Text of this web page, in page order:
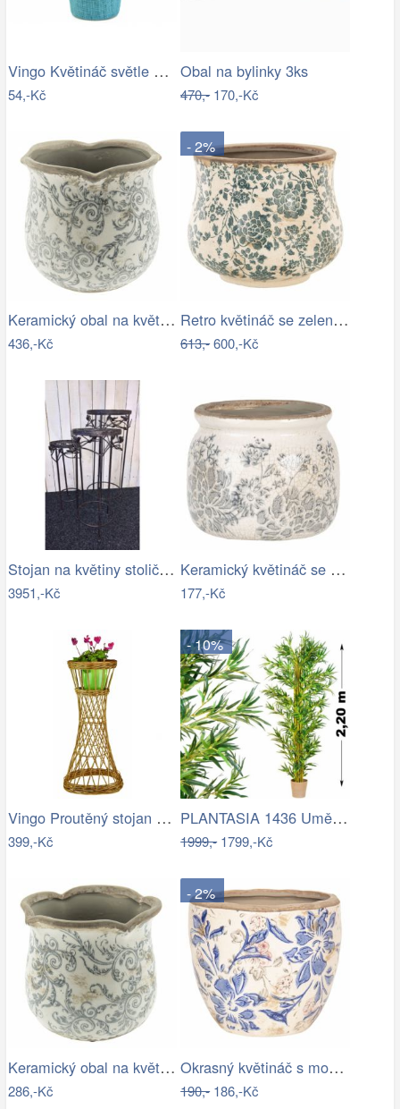
Vingo Květináč světle modrý s…
54,-Kč
Obal na bylinky 3ks
470,-170,-Kč
Keramický obal na květináč s ornamenty …
436,-Kč
- 2%
Retro květináč se zelenými květy Tien…
613,-600,-Kč
Stojan na květiny stolička - IS
3951,-Kč
Keramický květináč se šedými květy…
177,-Kč
Vingo Proutěný stojan na květiny…
399,-Kč
- 10%
PLANTASIA 1436 Umělá květina strom - …
1999,-1799,-Kč
Keramický obal na květináč s ornamenty …
286,-Kč
- 2%
Okrasný květináč s modrými květy - Ø…
190,-186,-Kč